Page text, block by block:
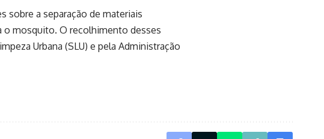
sobre a separação de materiais
o mosquito. O recolhimento desses
Urbana (SLU) e pela Administração